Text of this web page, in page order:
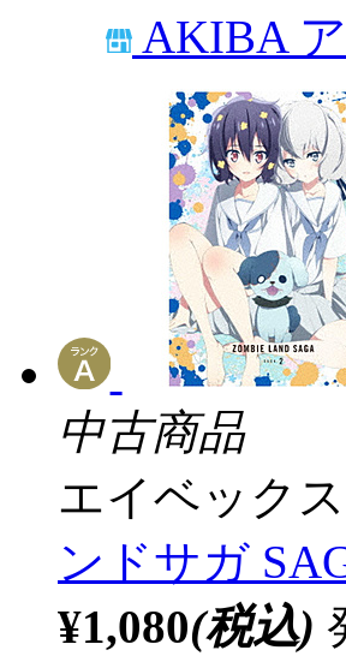
AKIBA
中古商品
エイベック
ンドサガ
¥1,080(税込)